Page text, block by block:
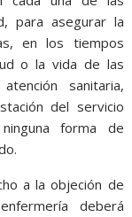
para asegurar la
en los tiempos
o la vida de las
sanitaria,
del servicio
forma de
a la objeción de
deberá